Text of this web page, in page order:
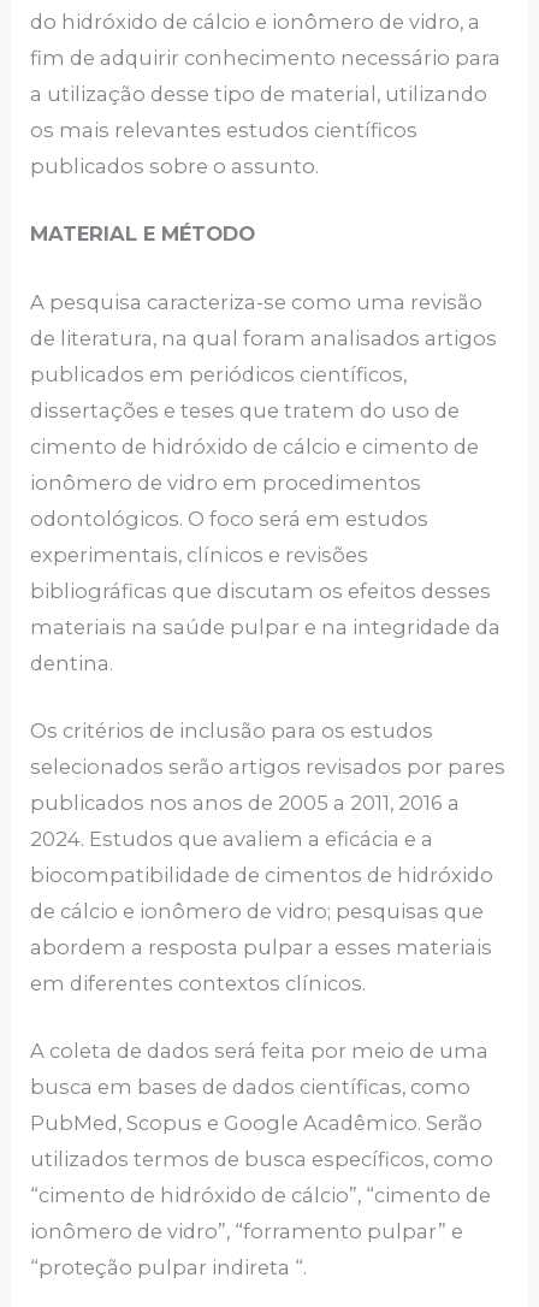
do hidróxido de cálcio e ionômero de vidro, a
fim de adquirir conhecimento necessário para
a utilização desse tipo de material, utilizando
os mais relevantes estudos científicos
publicados sobre o assunto.
MATERIAL E MÉTODO
A pesquisa caracteriza-se como uma revisão
de literatura, na qual foram analisados artigos
publicados em periódicos científicos,
dissertações e teses que tratem do uso de
cimento de hidróxido de cálcio e cimento de
ionômero de vidro em procedimentos
odontológicos. O foco será em estudos
experimentais, clínicos e revisões
bibliográficas que discutam os efeitos desses
materiais na saúde pulpar e na integridade da
dentina.
Os critérios de inclusão para os estudos
selecionados serão artigos revisados por pares
publicados nos anos de 2005 a 2011, 2016 a
2024. Estudos que avaliem a eficácia e a
biocompatibilidade de cimentos de hidróxido
de cálcio e ionômero de vidro; pesquisas que
abordem a resposta pulpar a esses materiais
em diferentes contextos clínicos.
A coleta de dados será feita por meio de uma
busca em bases de dados científicas, como
PubMed, Scopus e Google Acadêmico. Serão
utilizados termos de busca específicos, como
“cimento de hidróxido de cálcio”, “cimento de
ionômero de vidro”, “forramento pulpar” e
“proteção pulpar indireta “.